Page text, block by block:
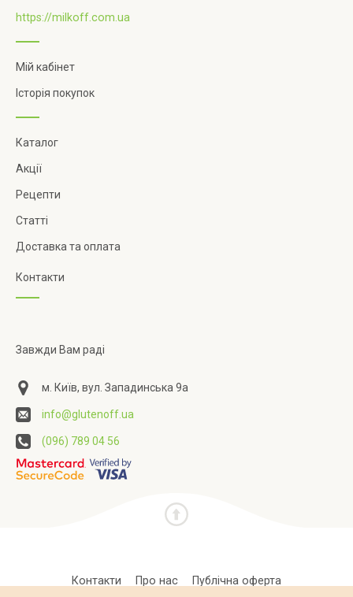
https://milkoff.com.ua
Мій кабінет
Історія покупок
Каталог
Акції
Рецепти
Статті
Доставка та оплата
Контакти
Завжди Вам раді
м. Київ, вул. Западинська 9а
info@glutenoff.ua
(096) 789 04 56
Контакти Про нас Публічна оферта